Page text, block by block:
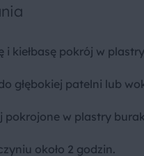
i kiełbasę pokrój w
głębokiej patelni lub
pokrojone w plastry
około 2 godzin.